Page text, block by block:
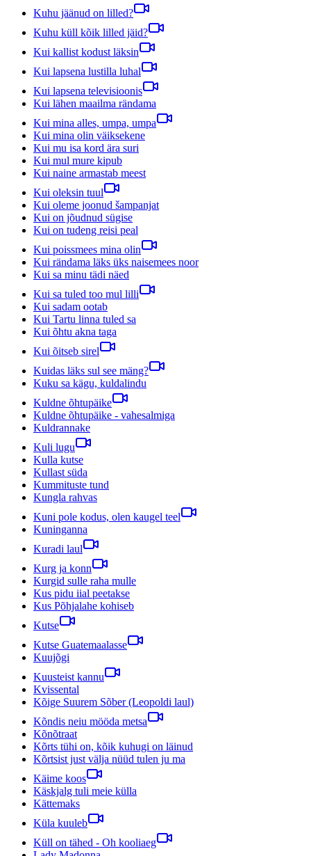
Kuhu jäänud on lilled?
Kuhu küll kõik lilled jäid?
Kui kallist kodust läksin
Kui lapsena lustilla luhal
Kui lapsena televisioonis
Kui lähen maailma rändama
Kui mina alles, umpa, umpa
Kui mina olin väiksekene
Kui mu isa kord ära suri
Kui mul mure kipub
Kui naine armastab meest
Kui oleksin tuul
Kui oleme joonud šampanjat
Kui on jõudnud sügise
Kui on tudeng reisi peal
Kui poissmees mina olin
Kui rändama läks üks naisemees noor
Kui sa minu tädi näed
Kui sa tuled too mul lilli
Kui sadam ootab
Kui Tartu linna tuled sa
Kui õhtu akna taga
Kui õitseb sirel
Kuidas läks sul see mäng?
Kuku sa kägu, kuldalindu
Kuldne õhtupäike
Kuldne õhtupäike - vahesalmiga
Kuldrannake
Kuli lugu
Kulla kutse
Kullast süda
Kummituste tund
Kungla rahvas
Kuni pole kodus, olen kaugel teel
Kuninganna
Kuradi laul
Kurg ja konn
Kurgid sulle raha mulle
Kus pidu iial peetakse
Kus Põhjalahe kohiseb
Kutse
Kutse Guatemaalasse
Kuujõgi
Kuusteist kannu
Kvissental
Kõige Suurem Sõber (Leopoldi laul)
Kõndis neiu mööda metsa
Kõnõtraat
Kõrts tühi on, kõik kuhugi on läinud
Kõrtsist just välja nüüd tulen ju ma
Käime koos
Käskjalg tuli meie külla
Kättemaks
Küla kuuleb
Küll on tähed - Oh kooliaeg